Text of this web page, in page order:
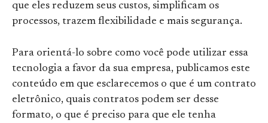
que eles reduzem seus custos, simplificam os
processos, trazem flexibilidade e mais segurança.
Para orientá-lo sobre como você pode utilizar essa
tecnologia a favor da sua empresa, publicamos este
conteúdo em que esclarecemos o que é um contrato
eletrônico, quais contratos podem ser desse
formato, o que é preciso para que ele tenha